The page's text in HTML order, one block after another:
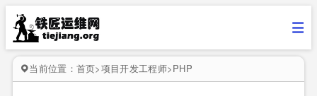
当前位置： 首页>项目开发工程师>PHP